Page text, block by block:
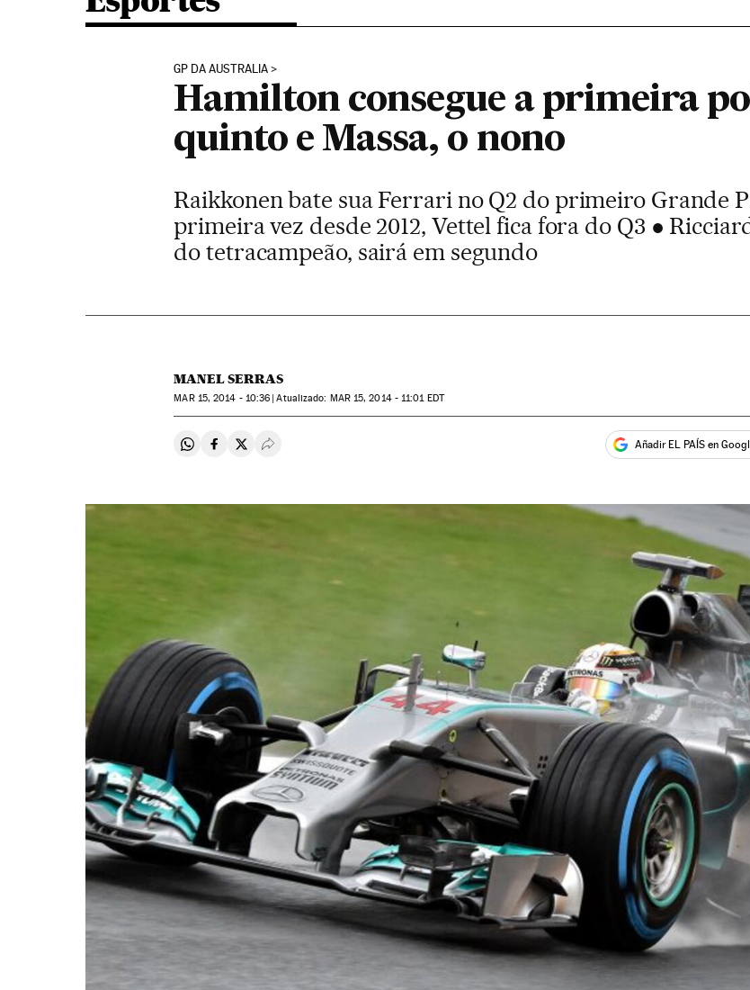
GP DA AUSTRALIA
Hamilton consegue a primeira
quinto e Massa, o nono
Raikkonen bate sua Ferrari no Q2 do primeiro Grande
primeira vez desde 2012, Vettel fica fora do Q3 ●
do tetracampeão, sairá em segundo
MANEL SERRAS
MAR15, 2014 - 10:36 atualizado: MAR15, 2014 - 11:01EDT
Compartir en Whatsapp
Compartir en Facebook
Compartir en Twitter
Desplegar Redes Sociales Añadir EL PAÍS en